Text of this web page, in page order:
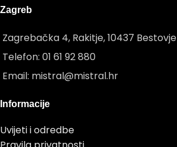
Zagreb
Zagrebačka 4, Rakitje, 10437 Bestovje
Telefon: 01 61 92 880
Email: mistral@mistral.hr
Informacije
Uvijeti i odredbe